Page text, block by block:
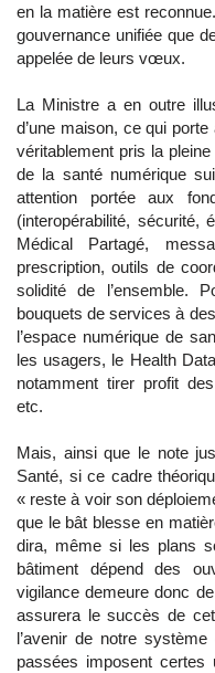
en la matière est
gouvernance unifiée que
appelée de leurs vœux.
La Ministre a en outre
d’une maison, ce qui
véritablement pris la
de la santé numérique
attention portée aux
(interopérabilité, sécurité,
Médical Partagé,
prescription, outils de
solidité de l’ensemble.
bouquets de services à
l’espace numérique de
les usagers, le Health
notamment tirer profit
etc.
Mais, ainsi que le note
Santé, si ce cadre
« reste à voir son
que le bât blesse en
dira, même si les plans
bâtiment dépend des
vigilance demeure donc
assurera le succès de
l’avenir de notre
passées imposent certes